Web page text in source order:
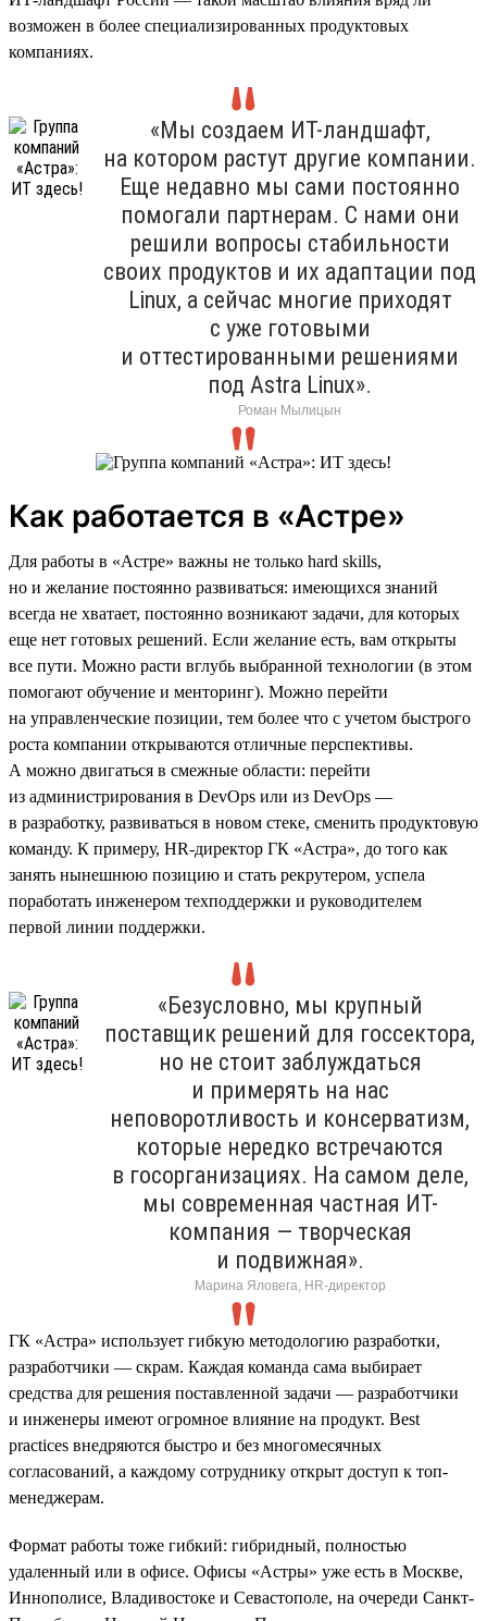
возможен в более специализированных продуктовых
компаниях.
«Мы создаем ИТ-ландшафт,
на котором растут другие компании.
Еще недавно мы сами постоянно
помогали партнерам. С нами они
решили вопросы стабильности
своих продуктов и их адаптации под
Linux, а сейчас многие приходят
с уже готовыми
и оттестированными решениями
под Astra Linux».
Роман Мылицын
Как работается в «Астре»
Для работы в «Астре» важны не только hard skills,
но и желание постоянно развиваться: имеющихся знаний
всегда не хватает, постоянно возникают задачи, для которых
еще нет готовых решений. Если желание есть, вам открыты
все пути. Можно расти вглубь выбранной технологии (в этом
помогают обучение и менторинг). Можно перейти
на управленческие позиции, тем более что с учетом быстрого
роста компании открываются отличные перспективы.
А можно двигаться в смежные области: перейти
из администрирования в DevOps или из DevOps —
в разработку, развиваться в новом стеке, сменить продуктовую
команду. К примеру, HR-директор ГК «Астра», до того как
занять нынешнюю позицию и стать рекрутером, успела
поработать инженером техподдержки и руководителем
первой линии поддержки.
«Безусловно, мы крупный
поставщик решений для госсектора,
но не стоит заблуждаться
и примерять на нас
неповоротливость и консерватизм,
которые нередко встречаются
в госорганизациях. На самом деле,
мы современная частная ИТ-
компания — творческая
и подвижная».
Марина Яловега, HR-директор
ГК «Астра» использует гибкую методологию разработки,
разработчики — скрам. Каждая команда сама выбирает
средства для решения поставленной задачи — разработчики
и инженеры имеют огромное влияние на продукт. Best
practices внедряются быстро и без многомесячных
согласований, а каждому сотруднику открыт доступ к топ-
менеджерам.
Формат работы тоже гибкий: гибридный, полностью
удаленный или в офисе. Офисы «Астры» уже есть в Москве,
Иннополисе, Владивостоке и Севастополе, на очереди Санкт-